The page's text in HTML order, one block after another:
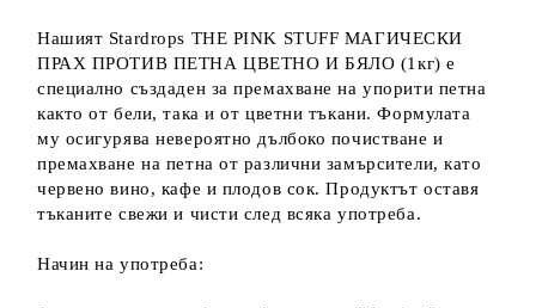
Нашият Stardrops THE PINK STUFF МАГИЧЕСКИ
ПРАХ ПРОТИВ ПЕТНА ЦВЕТНО И БЯЛО (1кг) е
специално създаден за премахване на упорити петна
както от бели, така и от цветни тъкани. Формулата
му осигурява невероятно дълбоко почистване и
премахване на петна от различни замърсители, като
червено вино, кафе и плодов сок. Продуктът оставя
тъканите свежи и чисти след всяка употреба.
Начин на употреба: